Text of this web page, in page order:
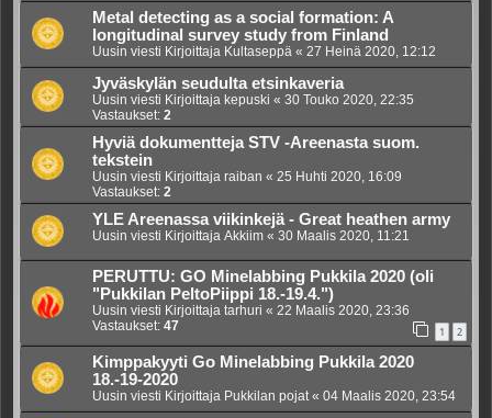
Metal detecting as a social formation: A
longitudinal survey study from Finland
Uusin viesti Kirjoittaja Kultaseppä « 27 Heinä 2020, 12:12
Jyväskylän seudulta etsinkaveria
Uusin viesti Kirjoittaja kepuski « 30 Touko 2020, 22:35
Vastaukset: 2
Hyviä dokumentteja STV -Areenasta suom.
tekstein
Uusin viesti Kirjoittaja raiban « 25 Huhti 2020, 16:09
Vastaukset: 2
YLE Areenassa viikinkejä - Great heathen army
Uusin viesti Kirjoittaja Akkiim « 30 Maalis 2020, 11:21
PERUTTU: GO Minelabbing Pukkila 2020 (oli
"Pukkilan PeltoPiippi 18.-19.4.")
Uusin viesti Kirjoittaja tarhuri « 22 Maalis 2020, 23:36
Vastaukset: 47 1 2
Kimppakyyti Go Minelabbing Pukkila 2020
18.-19-2020
Uusin viesti Kirjoittaja Pukkilan pojat« 04 Maalis 2020, 23:54